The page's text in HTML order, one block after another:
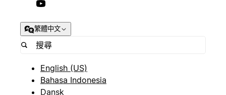
繁體中文
English (US)
Bahasa Indonesia
Dansk